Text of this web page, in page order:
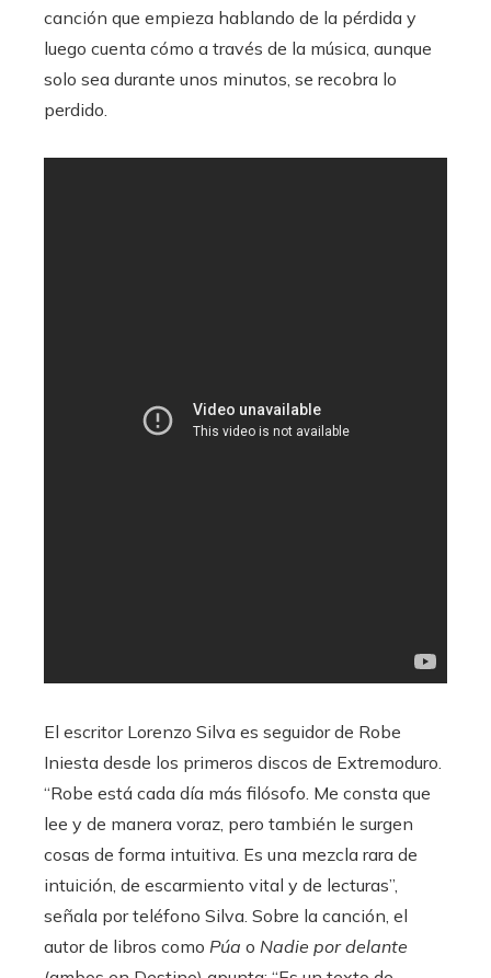
canción que empieza hablando de la pérdida y
luego cuenta cómo a través de la música, aunque
solo sea durante unos minutos, se recobra lo
perdido.
El escritor Lorenzo Silva es seguidor de Robe
Iniesta desde los primeros discos de Extremoduro.
“Robe está cada día más filósofo. Me consta que
lee y de manera voraz, pero también le surgen
cosas de forma intuitiva. Es una mezcla rara de
intuición, de escarmiento vital y de lecturas”,
señala por teléfono Silva. Sobre la canción, el
autor de libros como Púa o Nadie por delante